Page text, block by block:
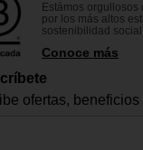
Estámos orgullosos
por los más altos
sostenibilidad social
Conoce más
ofertas, beneficios